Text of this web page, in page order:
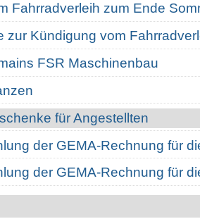
Fahrradverleih zum Ende
zur Kündigung vom
FSR Maschinenbau
für Angestellten
der GEMA-Rechnung für
der GEMA-Rechnung für